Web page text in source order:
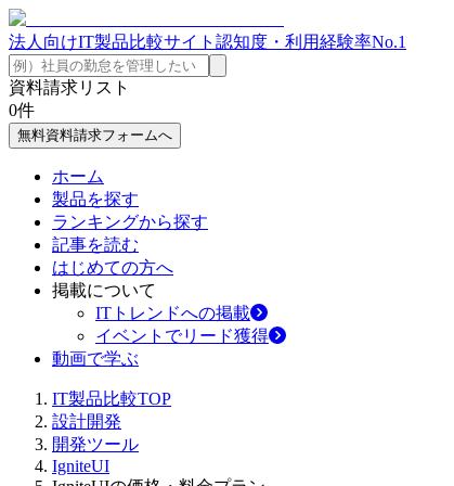
法人向けIT製品比較サイト 認知度・利用経験率No.1
資料請求リスト
0件
無料資料請求フォームへ
ホーム
製品を探す
ランキングから探す
記事を読む
はじめての方へ
掲載について
ITトレンドへの掲載
イベントでリード獲得
動画で学ぶ
IT製品比較TOP
設計開発
開発ツール
IgniteUI